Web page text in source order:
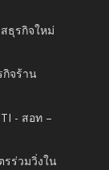
สธุรกิจใหม่
กิจร้าน
- สอท –
รร่วมวิ่งใน